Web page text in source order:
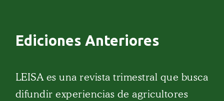
Ediciones Anteriores
LEISA es una revista trimestral que busca
difundir experiencias de agricultores